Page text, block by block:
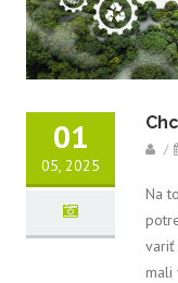
01
05, 2025
/
Na
variť
mali